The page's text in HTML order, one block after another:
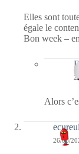
Elles sont
égale le
Bon week –
Alors
26/06/